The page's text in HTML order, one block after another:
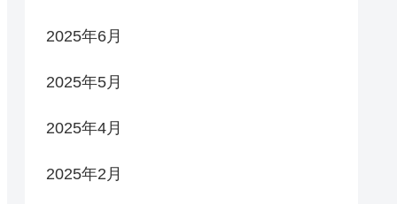
2025年6月
2025年5月
2025年4月
2025年2月